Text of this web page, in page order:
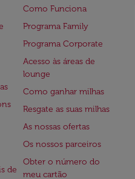
de
Como Funciona
Programa Family
Programa Corporate
Acesso às áreas de
lounge
Como ganhar milhas
Resgate as suas milhas
As nossas ofertas
Os nossos parceiros
Obter o número do
meu cartão